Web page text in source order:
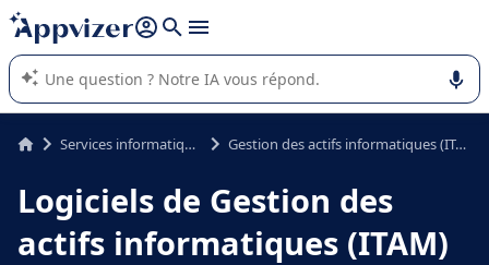
répondre (plusieurs lignes avec
L'IA de Appvizer vous guide dans l'utilisation ou la sélection de
logiciel SaaS en entreprise.
Services informatiques Gestion des actifs informatiques (ITAM)
Logiciels de Gestion des
actifs informatiques (ITAM)